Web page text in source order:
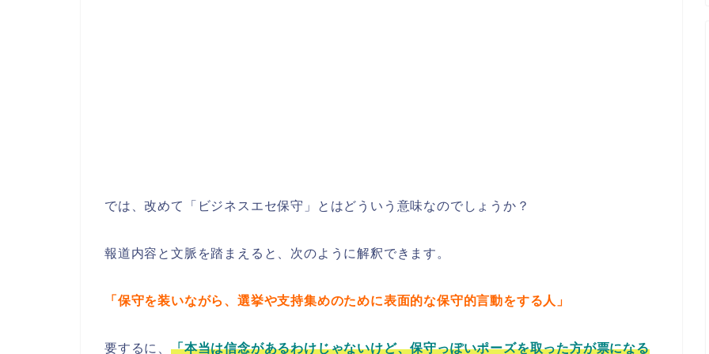
では、改めて「ビジネスエセ保守」とはどういう意味なのでしょうか？
報道内容と文脈を踏まえると、次のように解釈できます。
「保守を装いながら、選挙や支持集めのために表面的な保守的言動をする人」
要するに、 「本当は信念があるわけじゃないけど、保守っぽいポーズを取った方が票になる